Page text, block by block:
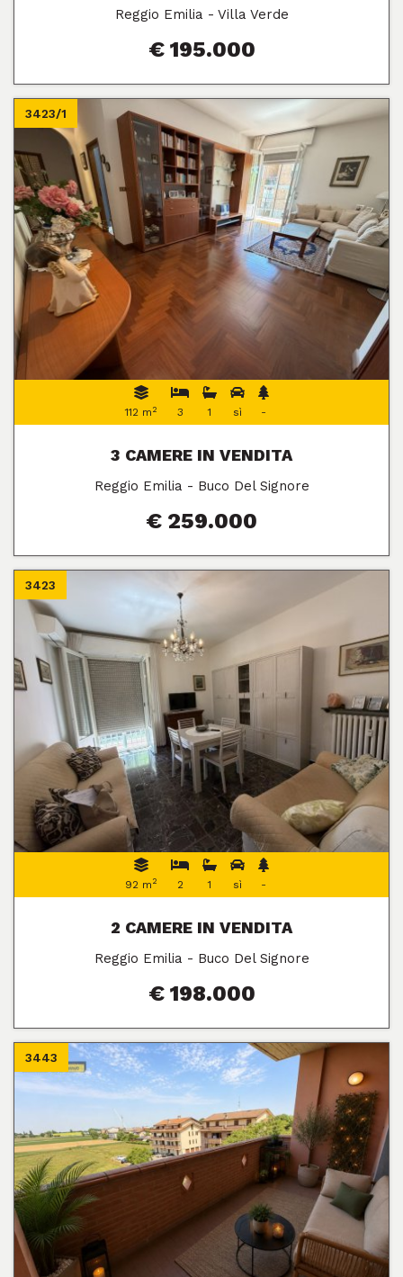
Reggio Emilia - Villa Verde
€ 195.000
3423/1
112 m 2 3 1 sì -
3 CAMERE IN VENDITA
Reggio Emilia - Buco Del Signore
€ 259.000
3423
92 m 2 2 1 sì -
2 CAMERE IN VENDITA
Reggio Emilia - Buco Del Signore
€ 198.000
3443